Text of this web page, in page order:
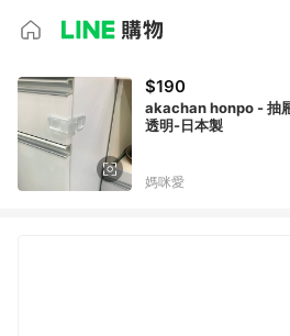
$190
akachan honpo - 抽
透明-日本製
媽咪愛